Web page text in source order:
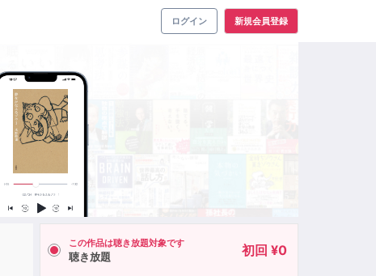
ログイン 新規会員登録
この作品は聴き放題対象です
聴き放題 初回 ¥0